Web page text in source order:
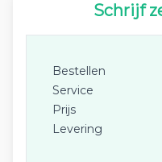
Schrijf
Bestellen
Service
Prijs
Levering